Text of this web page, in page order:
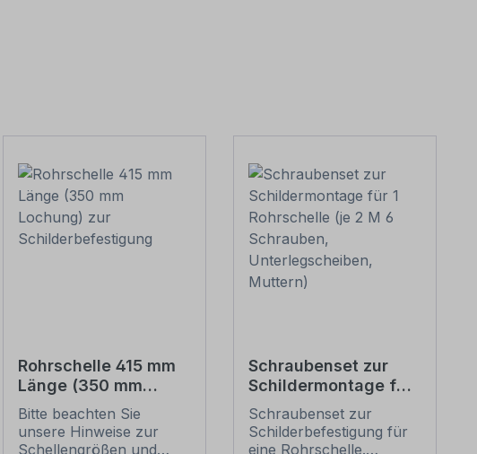
Rohrschelle 415 mm
Länge (350 mm
Lochung) zur
Schilderbefestigung
Bitte beachten Sie
unsere Hinweise zur
Schellengrößen und
Schraubenset zur
Schildermontage für
1 Rohrschelle (je 2 M
6 Schrauben,
Unterlegscheiben,
Schraubenset zur
Schilderbefestigung für
eine Rohrschelle.